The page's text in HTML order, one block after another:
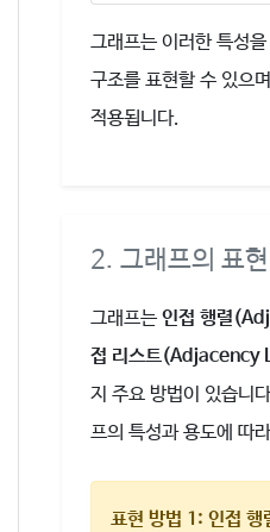
그래프는 이러한 특성
구조를 표현할 수 있으
적용됩니다.
2. 그래프의 표
그래프는 인접 행렬
접 리스트(Adjacency
지 주요 방법이 있습니
프의 특성과 용도에 따
표현 방법 1: 인접 행